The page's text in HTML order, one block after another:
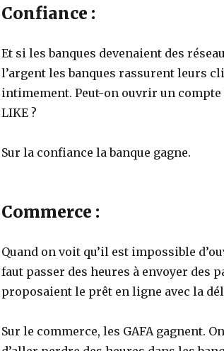
Confiance :
Et si les banques devenaient des
l’argent les banques rassurent leurs
intimement. Peut-on ouvrir un compte
LIKE ?
Sur la confiance la banque gagne.
Commerce :
Quand on voit qu’il est impossible
faut passer des heures à envoyer des
proposaient le prêt en ligne avec la
Sur le commerce, les GAFA gagnent.